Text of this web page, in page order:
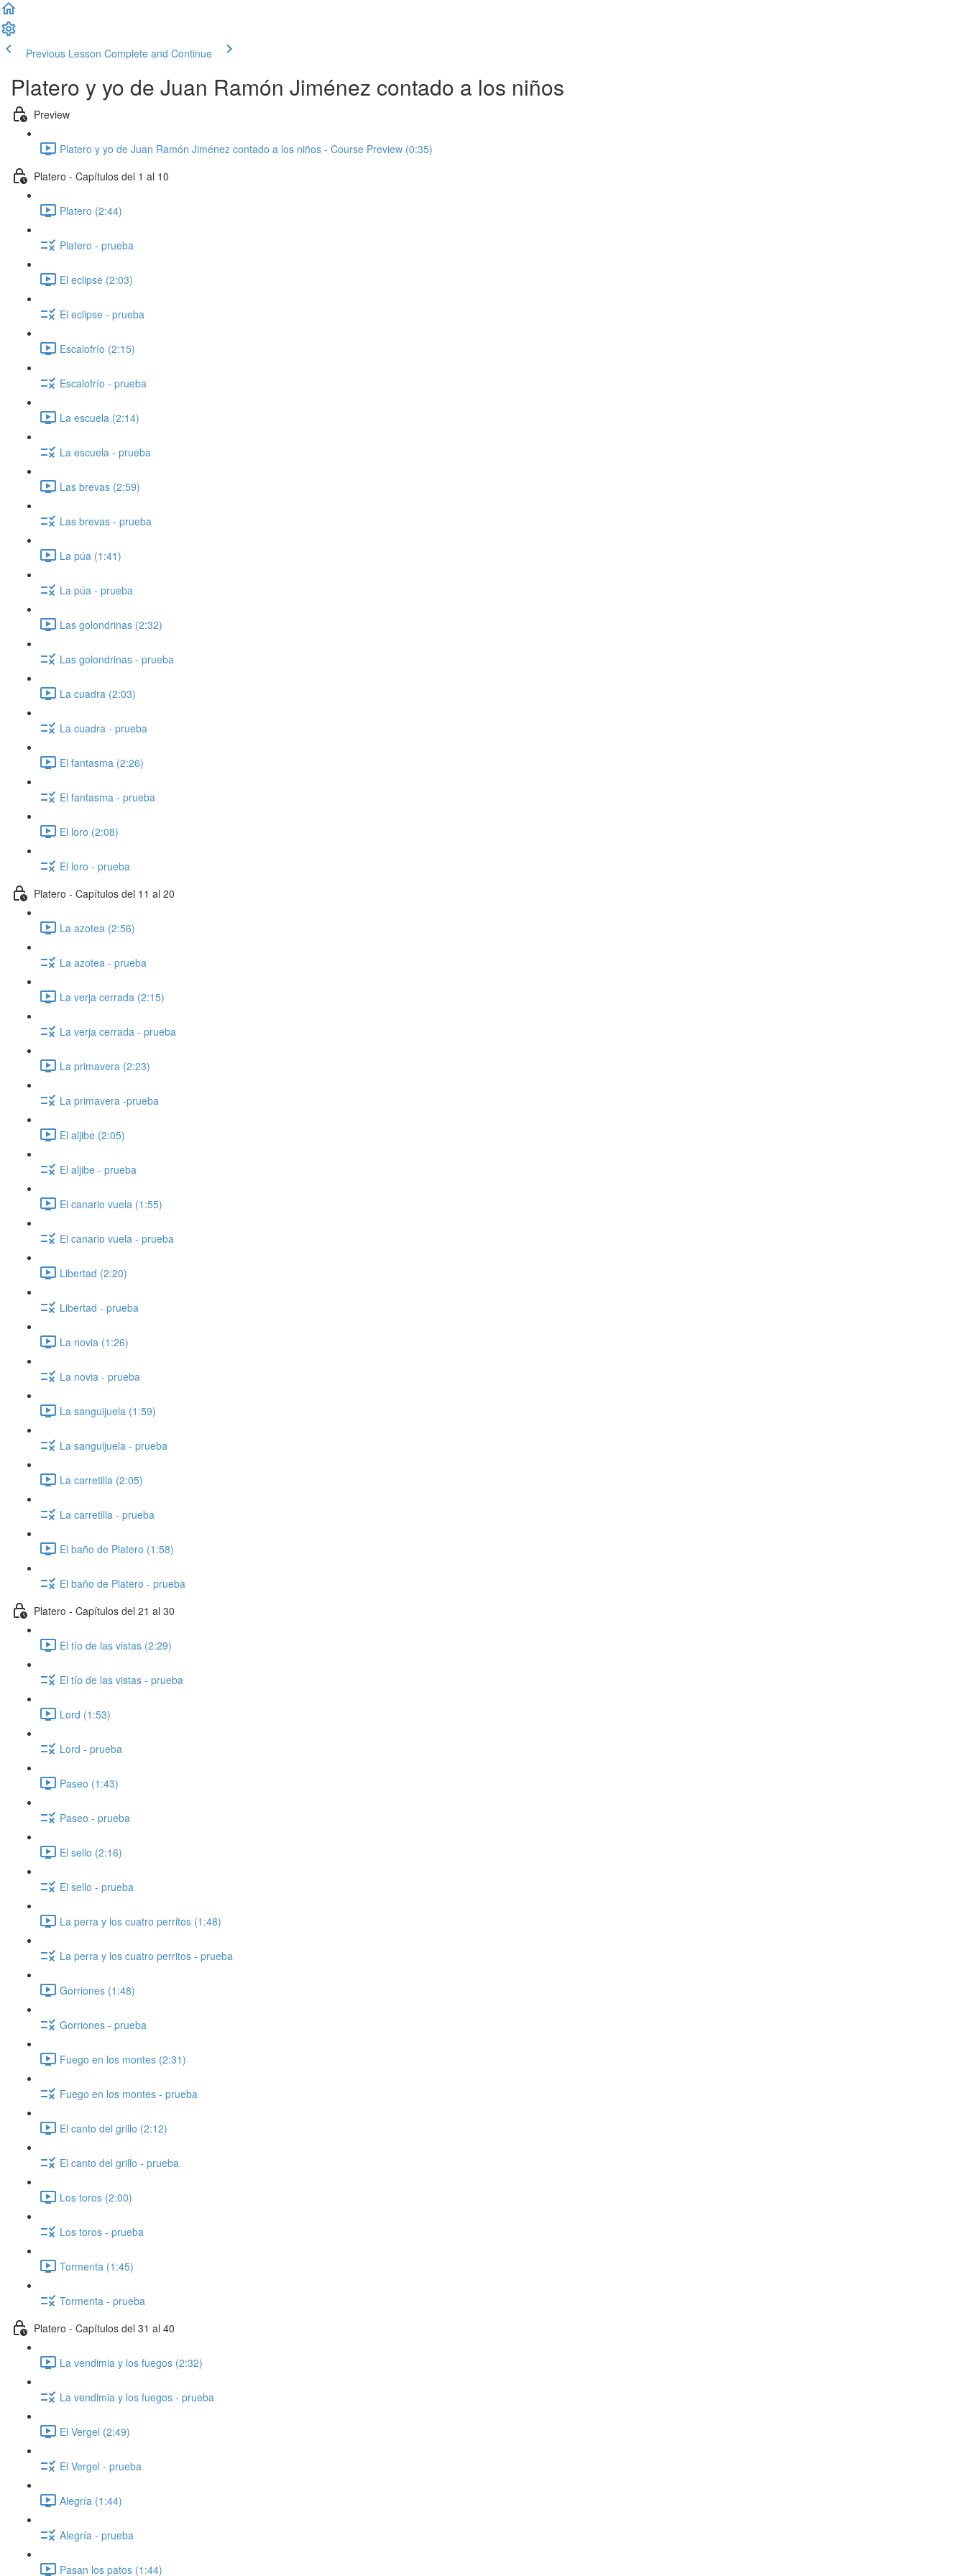
Previous Lesson Complete and Continue
Platero y yo de Juan Ramón Jiménez contado a los niños
Preview
Platero y yo de Juan Ramón Jiménez contado a los niños - Course Preview (0:35)
Platero - Capítulos del 1 al 10
Platero (2:44)
Platero - prueba
El eclipse (2:03)
El eclipse - prueba
Escalofrío (2:15)
Escalofrío - prueba
La escuela (2:14)
La escuela - prueba
Las brevas (2:59)
Las brevas - prueba
La púa (1:41)
La púa - prueba
Las golondrinas (2:32)
Las golondrinas - prueba
La cuadra (2:03)
La cuadra - prueba
El fantasma (2:26)
El fantasma - prueba
El loro (2:08)
El loro - prueba
Platero - Capítulos del 11 al 20
La azotea (2:56)
La azotea - prueba
La verja cerrada (2:15)
La verja cerrada - prueba
La primavera (2:23)
La primavera -prueba
El aljibe (2:05)
El aljibe - prueba
El canario vuela (1:55)
El canario vuela - prueba
Libertad (2:20)
Libertad - prueba
La novia (1:26)
La novia - prueba
La sanguijuela (1:59)
La sanguijuela - prueba
La carretilla (2:05)
La carretilla - prueba
El baño de Platero (1:58)
El baño de Platero - prueba
Platero - Capítulos del 21 al 30
El tío de las vistas (2:29)
El tío de las vistas - prueba
Lord (1:53)
Lord - prueba
Paseo (1:43)
Paseo - prueba
El sello (2:16)
El sello - prueba
La perra y los cuatro perritos (1:48)
La perra y los cuatro perritos - prueba
Gorriones (1:48)
Gorriones - prueba
Fuego en los montes (2:31)
Fuego en los montes - prueba
El canto del grillo (2:12)
El canto del grillo - prueba
Los toros (2:00)
Los toros - prueba
Tormenta (1:45)
Tormenta - prueba
Platero - Capítulos del 31 al 40
La vendimia y los fuegos (2:32)
La vendimia y los fuegos - prueba
El Vergel (2:49)
El Vergel - prueba
Alegría (1:44)
Alegría - prueba
Pasan los patos (1:44)